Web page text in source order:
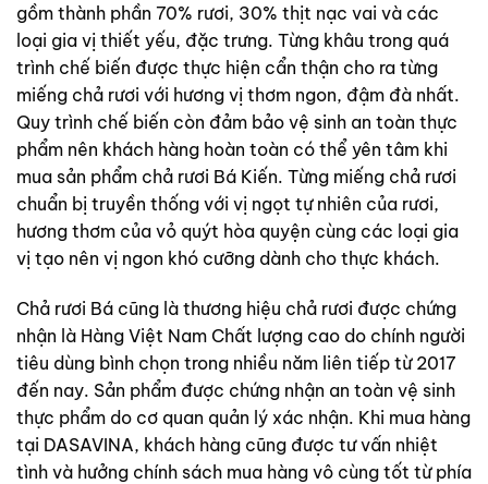
gồm thành phần 70% rươi, 30% thịt nạc vai và các
loại gia vị thiết yếu, đặc trưng. Từng khâu trong quá
trình chế biến được thực hiện cẩn thận cho ra từng
miếng chả rươi với hương vị thơm ngon, đậm đà nhất.
Quy trình chế biến còn đảm bảo vệ sinh an toàn thực
phẩm nên khách hàng hoàn toàn có thể yên tâm khi
mua sản phẩm chả rươi Bá Kiến. Từng miếng chả rươi
chuẩn bị truyền thống với vị ngọt tự nhiên của rươi,
hương thơm của vỏ quýt hòa quyện cùng các loại gia
vị tạo nên vị ngon khó cưỡng dành cho thực khách.
Chả rươi Bá cũng là thương hiệu chả rươi được chứng
nhận là Hàng Việt Nam Chất lượng cao do chính người
tiêu dùng bình chọn trong nhiều năm liên tiếp từ 2017
đến nay. Sản phẩm được chứng nhận an toàn vệ sinh
thực phẩm do cơ quan quản lý xác nhận. Khi mua hàng
tại DASAVINA, khách hàng cũng được tư vấn nhiệt
tình và hưởng chính sách mua hàng vô cùng tốt từ phía